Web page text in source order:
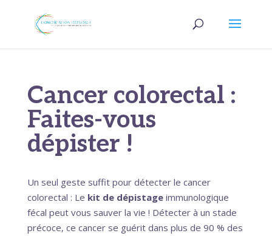
Cancer colorectal :
Faites-vous
dépister !
Un seul geste suffit pour détecter le cancer
colorectal : Le kit de dépistageimmunologique
fécal peut vous sauver la vie ! Détecter à un stade
précoce, ce cancer se guérit dans plus de 90 % des